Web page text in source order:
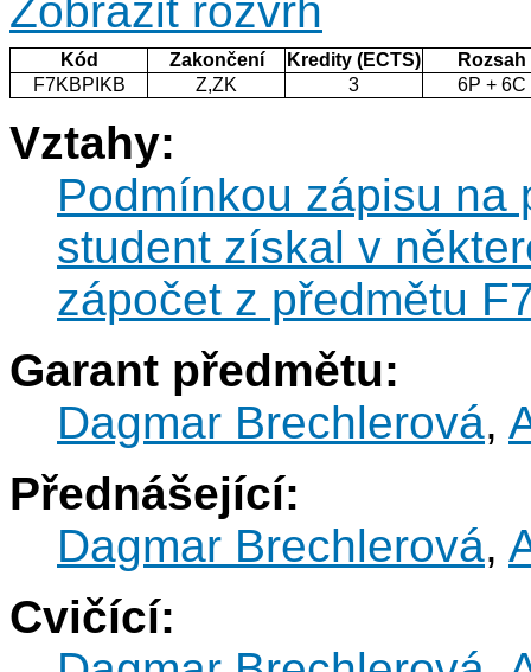
Zobrazit rozvrh
Kód Zakončení Kredity (ECTS)
Rozsah
F7KBPIKB
Z,ZK 3 6P + 6C
Vztahy:
Podmínkou zápisu na
student získal v
zápočet z předmětu
Garant předmětu:
Dagmar Brechlerová,
Přednášející:
Dagmar Brechlerová,
Cvičící: